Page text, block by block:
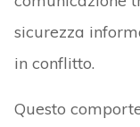
sicurezza
in conflitto.
Questo